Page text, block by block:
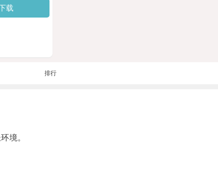
载
排行
境。